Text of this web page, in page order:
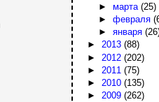
► марта (25)
► февраля
► января
►2013(88)
► 2012(202)
► 2011(75)
►2010(135)
►2009(262)